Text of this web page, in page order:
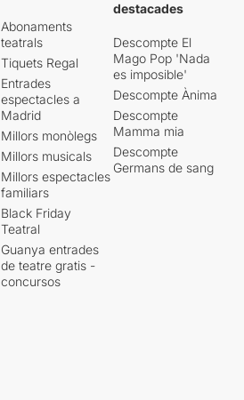
Abonaments
teatrals
Tiquets Regal
Entrades
espectacles a
Madrid
Millors monòlegs
Millors musicals
Millors espectacles
familiars
Black Friday
Teatral
Guanya entrades
de teatre gratis -
concursos
destacades
Descompte El
Mago Pop 'Nada
es imposible'
Descompte Ànima
Descompte
Mamma mia
Descompte
Germans de sang